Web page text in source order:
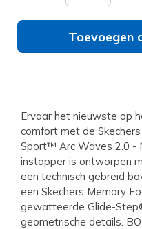
Toevoegen
Ervaar het nieuwste op
comfort met de
Sport™ Arc Waves 2.0 -
instapper is ontworpen
een technisch gebreid
een Skechers Memory
gewatteerde Glide-
geometrische details.